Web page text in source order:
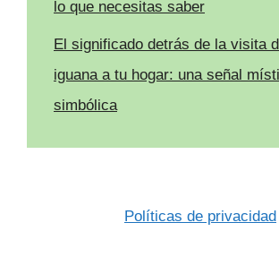
lo que necesitas saber
El significado detrás de la visita
iguana a tu hogar: una señal
simbólica
Políticas de privacidad